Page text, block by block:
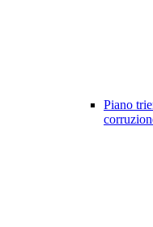
Piano